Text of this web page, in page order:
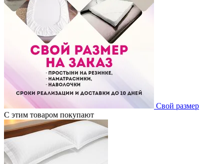
Свой размер
С этим товаром покупают